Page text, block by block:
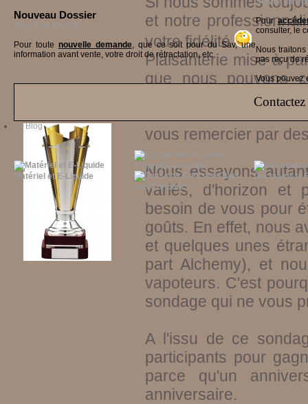
Nouveau Dossier
Ouvrir un Dossier
Pour toute nouvelle demande, que ce soit pour du Sav, une
information avant vente, votre droit de rétractation, etc
Pour
consulter, le
Nous
pas reçu de
Vous pouvez
Le Blog
Matériel et E-Liquide
E-
Cigarette et Santé
Tous
nos Concours
Découvrir la
et notre
votre fidélité
Plaisanterie mise à
que nous pouvons
meilleurs produits
vous remercier par
Nous essayons
variés, d'horizon et
besoin de vous pour
goûts. En effet, nous
et quelques unes
part Alchemy), et
vapoteurs. C'est
sondage qui ne vous
A l'issu de ce
participants pour
parce qu'un
anniversaire.